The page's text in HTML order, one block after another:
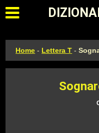
Apri il
Home - Lettera T -